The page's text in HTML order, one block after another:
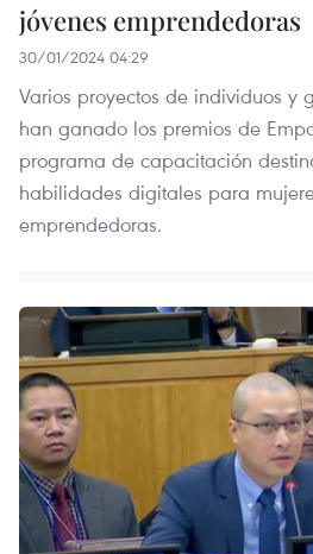
jóvenes emprendedoras
30/01/2024 04:29
Varios proyectos de individuos y
han ganado los premios de
programa de capacitación
habilidades digitales para
emprendedoras.